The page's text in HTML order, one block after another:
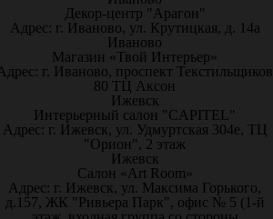
Декор-центр "Арагон"
Адрес: г. Иваново, ул. Крутицкая, д. 14а
Иваново
Магазин «Твой Интерьер»
г. Иваново, проспект Текстильщиков
80 ТЦ Аксон
Ижевск
Интерьерный салон "CAPITEL"
Адрес: г. Ижевск, ул. Удмуртская 304е, ТЦ
"Орион", 2 этаж
Ижевск
Салон «Art Room»
Адрес: г. Ижевск, ул. Максима Горького,
д.157, ЖК "Ривьера Парк", офис № 5 (1-й